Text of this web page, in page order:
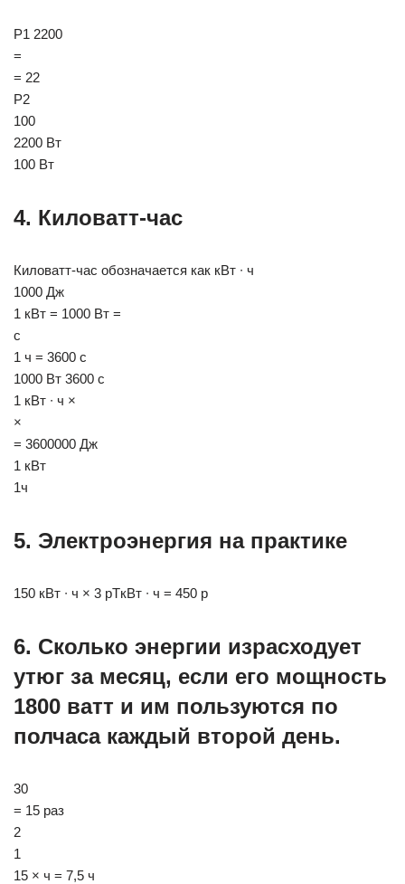
Р1 2200
=
= 22
Р2
100
2200 Вт
100 Вт
4. Киловатт-час
Киловатт-час обозначается как кВт ∙ ч
1000 Дж
1 кВт = 1000 Вт =
с
1 ч = 3600 с
1000 Вт 3600 с
1 кВт ∙ ч ×
×
= 3600000 Дж
1 кВт
1ч
5. Электроэнергия на практике
150 кВт ∙ ч × 3 рΤкВт ∙ ч = 450 р
6. Сколько энергии израсходует
утюг за месяц, если его мощность
1800 ватт и им пользуются по
полчаса каждый второй день.
30
= 15 раз
2
1
15 × ч = 7,5 ч